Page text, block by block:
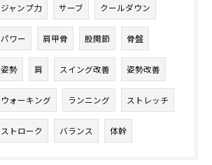
ジャンプ力 サーブ クールダウン
パワー 肩甲骨 股関節 骨盤
姿勢 肩 スイング改善 姿勢改善
ウォーキング ランニング ストレッチ
ストローク バランス 体幹